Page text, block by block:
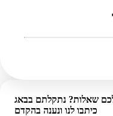
כיתבו לנו ונענה בהקדם